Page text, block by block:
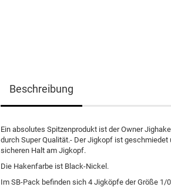
Beschreibung
Ein absolutes Spitzenprodukt ist der Owner
durch Super Qualität.- Der Jigkopf ist
sicheren Halt am Jigkopf.
Die Hakenfarbe ist Black-Nickel.
Im SB-Pack befinden sich 4 Jigköpfe der Größe 1/